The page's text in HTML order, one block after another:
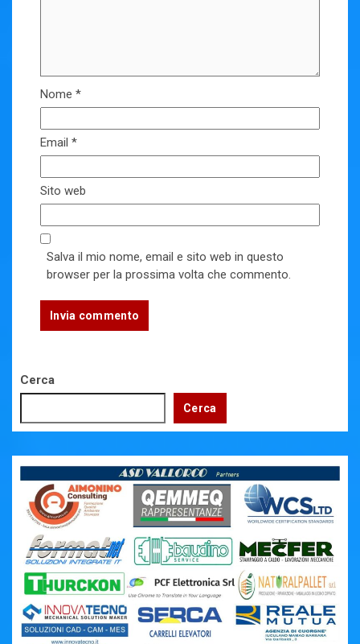
Nome *
Email *
Sito web
Salva il mio nome, email e sito web in questo
browser per la prossima volta che commento.
Cerca
Cerca